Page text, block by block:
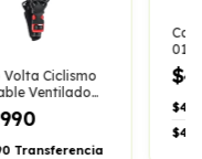
Volta Ciclismo
Ventilado
Liviano Bici
Transferencia
011